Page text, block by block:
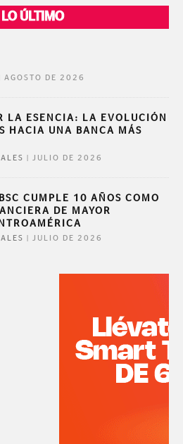
LO ÚLTIMO
AGOSTO DE 2026
LA ESENCIA: LA EVOLUCIÓN
HACIA UNA BANCA MÁS
JULIO DE 2026
CUMPLE 10 AÑOS COMO
DE MAYOR
JULIO DE 2026